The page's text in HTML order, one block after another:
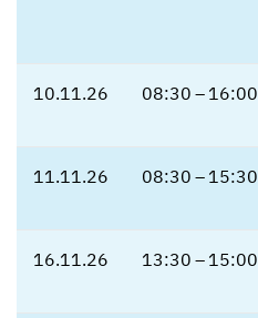
10.11.26 08:30 – 16:00
11.11.26 08:30 – 15:30
16.11.26 13:30 – 15:00